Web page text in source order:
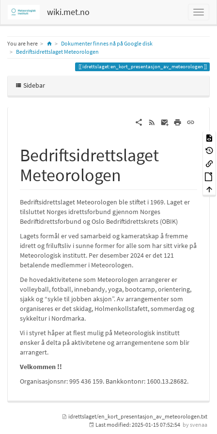
wiki.met.no
You are here HomeDokumenter finnes nå på Google disk
Bedriftsidrettslaget Meteorologen
idrettslaget:en_kort_presentasjon_av_meteorologen
Sidebar
Bedriftsidrettslaget
Meteorologen
Bedriftsidrettslaget Meteorologen ble stiftet i 1969. Laget er
tilsluttet Norges idrettsforbund gjennom Norges
Bedriftidrettsforbund og Oslo Bedriftidrettskrets (OBIK)
Lagets formål er ved samarbeid og kameratskap å fremme
idrett og friluftsliv i sunne former for alle som har sitt virke på
Meteorologisk institutt. Per desember 2024 er det 121
betalende medlemmer i Meteorologen.
De hovedaktivitetene som Meteorologen arrangerer er
volleyball, fotball, innebandy, yoga, bootcamp, orientering,
sjakk og “sykle til jobben aksjon”. Av arrangementer som
organiseres er det skidag, Holmenkollstafett, sommerdag og
sykkeltur i Nordmarka.
Vi i styret håper at flest mulig på Meteorologisk institutt
ønsker å delta på aktivitetene og arrangementene som blir
arrangert.
Velkommen !!
Organisasjonsnr: 995 436 159. Bankkontonr: 1600.13.28682.
idrettslaget/en_kort_presentasjon_av_meteorologen.txt
Last modified: 2025-01-15 07:52:54 bysvenaa